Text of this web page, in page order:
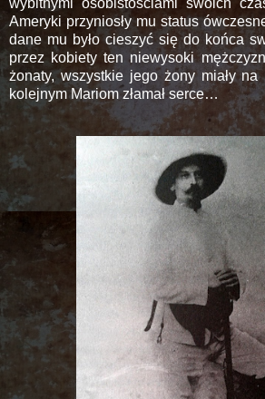
wybitnymi osobistościami swoich
Ameryki przyniosły mu status
dane mu było cieszyć się do końca
przez kobiety ten niewysoki
żonaty, wszystkie jego żony miały
kolejnym Mariom złamał serce…